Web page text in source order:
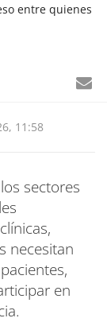
entre quienes
11:58
sectores
necesitan
en